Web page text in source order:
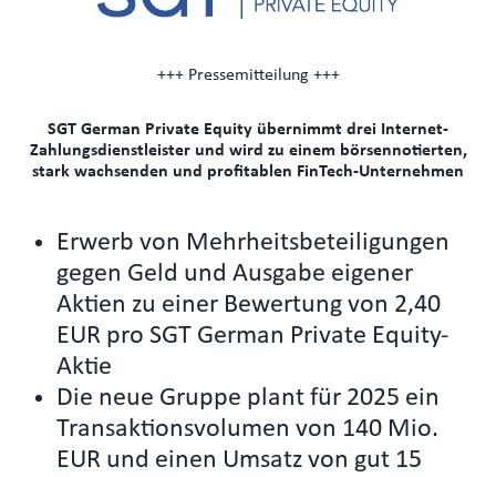
+++ Pressemitteilung +++
SGT German Private Equity übernimmt drei Internet-
Zahlungsdienstleister und wird zu einem börsennotierten,
stark wachsenden und profitablen FinTech-Unternehmen
Erwerb von Mehrheitsbeteiligungen
gegen Geld und Ausgabe eigener
Aktien zu einer Bewertung von 2,40
EUR pro SGT German Private Equity-
Aktie
Die neue Gruppe plant für 2025 ein
Transaktionsvolumen von 140 Mio.
EUR und einen Umsatz von gut 15